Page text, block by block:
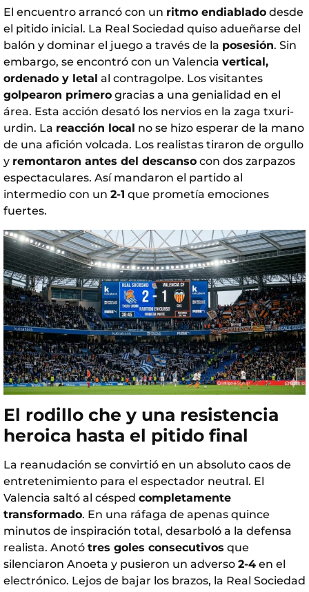
El encuentro arrancó con un ritmo endiablado desde
el pitido inicial. La Real Sociedad quiso adueñarse del
balón y dominar el juego a través de la posesión. Sin
embargo, se encontró con un Valencia vertical,
ordenado y letal al contragolpe. Los visitantes
golpearon primero gracias a una genialidad en el
área. Esta acción desató los nervios en la zaga txuri-
urdin. La reacción local no se hizo esperar de la mano
de una afición volcada. Los realistas tiraron de orgullo
y remontaron antes del descanso con dos zarpazos
espectaculares. Así mandaron el partido al
intermedio con un 2-1 que prometía emociones
fuertes.
El rodillo che y una resistencia
heroica hasta el pitido final
La reanudación se convirtió en un absoluto caos de
entretenimiento para el espectador neutral. El
Valencia saltó al césped completamente
transformado. En una ráfaga de apenas quince
minutos de inspiración total, desarboló a la defensa
realista. Anotó tres goles consecutivos que
silenciaron Anoeta y pusieron un adverso 2-4 en el
electrónico. Lejos de bajar los brazos, la Real Sociedad